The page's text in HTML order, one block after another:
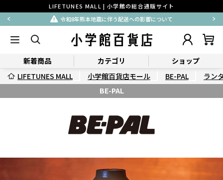
LIFETUNES MALL | 小学館の総合通販サイト
令和8年熊本地震に伴う配送への影響について
新着商品 カテゴリ
ショップ
LIFETUNES MALL
小学館百貨店モール BE-PAL
ラン
BE-PAL